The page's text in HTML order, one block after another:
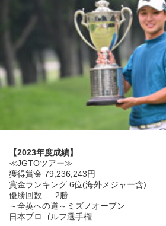
【2023年度成績】
≪JGTOツアー≫
獲得賞金 79,236,243円
賞金ランキング 6位(海外メジャー含)
優勝回数 2勝
～全英への道～ミズノオープン
日本プロゴルフ選手権